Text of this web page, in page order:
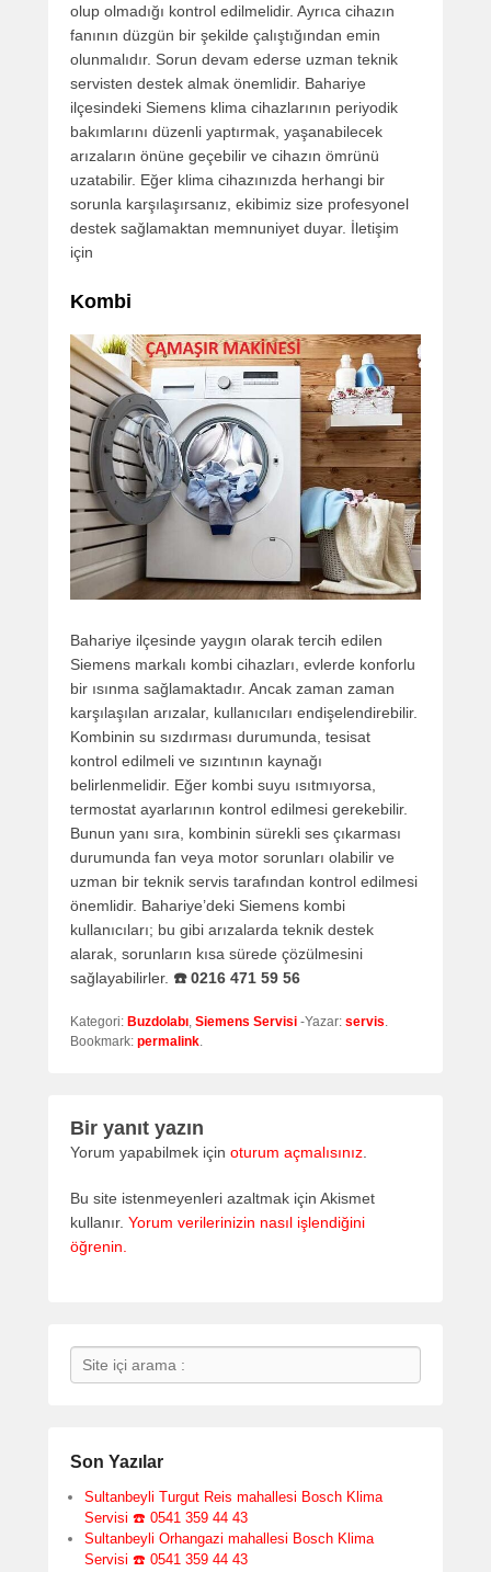
olup olmadığı kontrol edilmelidir. Ayrıca cihazın
fanının düzgün bir şekilde çalıştığından emin
olunmalıdır. Sorun devam ederse uzman teknik
servisten destek almak önemlidir. Bahariye
ilçesindeki Siemens klima cihazlarının periyodik
bakımlarını düzenli yaptırmak, yaşanabilecek
arızaların önüne geçebilir ve cihazın ömrünü
uzatabilir. Eğer klima cihazınızda herhangi bir
sorunla karşılaşırsanız, ekibimiz size profesyonel
destek sağlamaktan memnuniyet duyar. İletişim
için
Kombi
Bahariye ilçesinde yaygın olarak tercih edilen
Siemens markalı kombi cihazları, evlerde konforlu
bir ısınma sağlamaktadır. Ancak zaman zaman
karşılaşılan arızalar, kullanıcıları endişelendirebilir.
Kombinin su sızdırması durumunda, tesisat
kontrol edilmeli ve sızıntının kaynağı
belirlenmelidir. Eğer kombi suyu ısıtmıyorsa,
termostat ayarlarının kontrol edilmesi gerekebilir.
Bunun yanı sıra, kombinin sürekli ses çıkarması
durumunda fan veya motor sorunları olabilir ve
uzman bir teknik servis tarafından kontrol edilmesi
önemlidir. Bahariye’deki Siemens kombi
kullanıcıları; bu gibi arızalarda teknik destek
alarak, sorunların kısa sürede çözülmesini
sağlayabilirler. ☎️ 0216 471 59 56
Kategori: Buzdolabı Siemens Servisi -Yazar: servis
Bookmark: permalink
Bir yanıt yazın
Yorum yapabilmek için oturum açmalısınız
Bu site istenmeyenleri azaltmak için Akismet
kullanır. Yorum verilerinizin nasıl işlendiğini
öğrenin.
Search
Son Yazılar
Sultanbeyli Turgut Reis mahallesi Bosch Klima
Servisi ☎️ 0541 359 44 43
Sultanbeyli Orhangazi mahallesi Bosch Klima
Servisi ☎️ 0541 359 44 43